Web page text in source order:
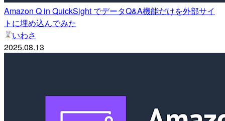
Amazon Q in QuickSight でデータQ&A機能だけを外部サイ
トに埋め込んでみた
いわさ
2025.08.13